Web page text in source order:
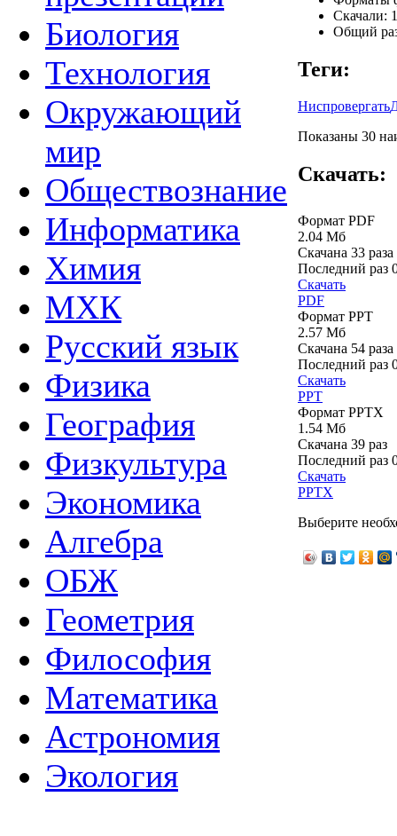
Биология
Технология
Окружающий
мир
Обществознание
Информатика
Химия
МХК
Русский язык
Физика
География
Физкультура
Экономика
Алгебра
ОБЖ
Геометрия
Философия
Математика
Астрономия
Экология
Скачали:
Общий
Теги:
Ниспровергать
Показаны 30
Скачать:
Формат PDF
2.04 Мб
Скачана 33 раза
Последний раз
Скачать
PDF
Формат PPT
2.57 Мб
Скачана 54 раза
Последний раз
Скачать
PPT
Формат PPTX
1.54 Мб
Скачана 39 раз
Последний раз
Скачать
PPTX
Выберите